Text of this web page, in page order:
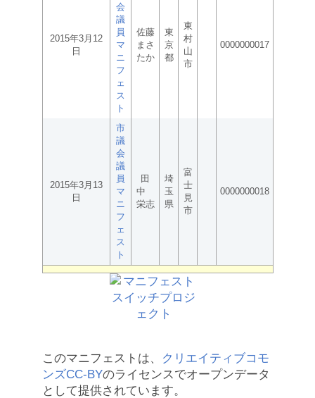
2015年3月12
日
会
議
員
マ
ニ
フ
ェ
ス
ト
佐藤
まさ
たか
東
京
都
東
村
山
市
0000000017
2015年3月13
日
市
議
会
議
員
マ
ニ
フ
ェ
ス
ト
田
中
栄志
埼
玉
県
富
士
見
市
0000000018
このマニフェストは、
クリエイティブコモ
ンズCC-BYのライセンスでオープンデータ
として提供されています。